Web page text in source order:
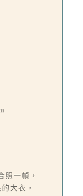
照一幀，
大衣，